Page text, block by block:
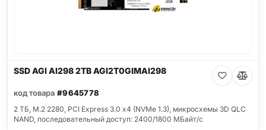
SSD AGI AI298 2TB AGI2T0GIMAI298
код товара #9645778
2 ТБ, M.2 2280, PCI Express 3.0 x4 (NVMe 1.3), микросхемы 3D QLC
NAND, последовательный доступ: 2400/1800 МБайт/с